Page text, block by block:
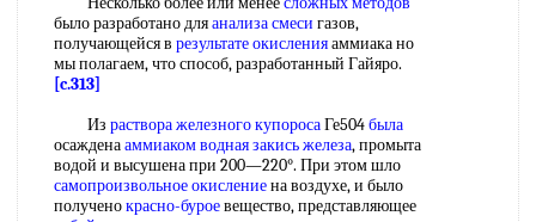
было разработано дляанализа смеси газов,
получающейся в результате окисленияаммиака но
мы полагаем, что способ, разработанный Гайяро.
[c.313]
Из раствора железного купоросаГе504была
осажденааммиаком воднаязакись железа, промыта
водой и высушена при 200—220°. При этом шло
самопроизвольное окислениена воздухе, и было
полученокрасно-буроевещество, представляющее